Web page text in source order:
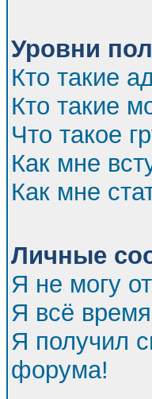
Уровни
Кто такие
Кто такие
Что такое
Как мне
Как мне
Личные
Я не могу
Я всё
Я получил
форума!